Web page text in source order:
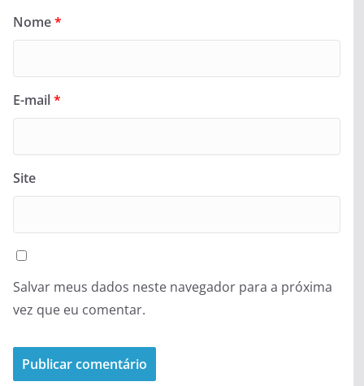
Nome*
E-mail*
Site
Salvar meus dados neste navegador para a próxima
vez que eu comentar.